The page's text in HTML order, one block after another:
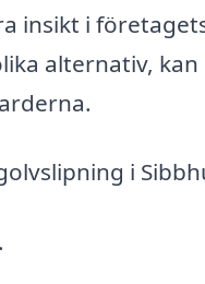
insikt i
alternativ,
i